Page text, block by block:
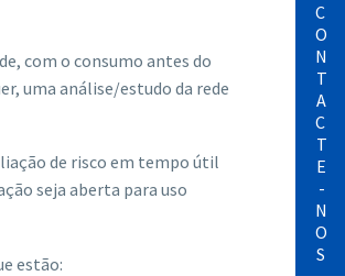
com o consumo antes do
uma análise/estudo da rede
de risco em tempo útil
seja aberta para uso
estão: CONTACTE-NOS